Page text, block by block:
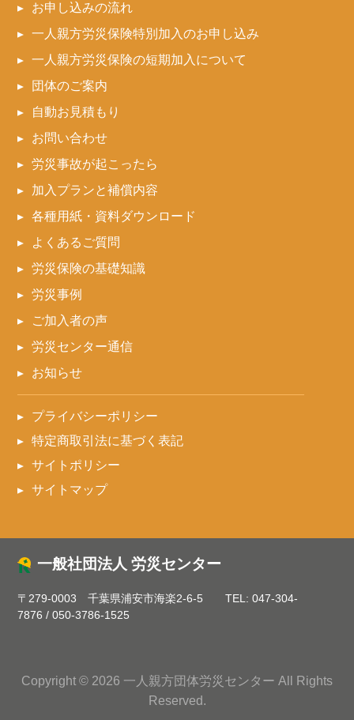
お申し込みの流れ
一人親方労災保険特別加入のお申し込み
一人親方労災保険の短期加入について
団体のご案内
自動お見積もり
お問い合わせ
労災事故が起こったら
加入プランと補償内容
各種用紙・資料ダウンロード
よくあるご質問
労災保険の基礎知識
労災事例
ご加入者の声
労災センター通信
お知らせ
プライバシーポリシー
特定商取引法に基づく表記
サイトポリシー
サイトマップ
一般社団法人 労災センター
〒279-0003 千葉県浦安市海楽2-6-5 TEL:047-304-
7876 /050-3786-1525
Copyright © 2026 一人親方団体労災センター All Rights
Reserved.